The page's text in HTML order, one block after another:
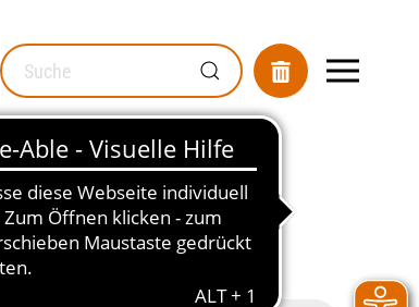
MOD_GESUNDHEITSWEGWEISER_SEARCH_LABEL